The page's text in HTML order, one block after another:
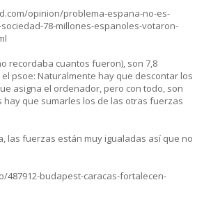
opinion/problema-espana-no-es-
78-millones-espanoles-votaron-
recordaba cuantos fueron), son 7,8
psoe: Naturalmente hay que descontar los
asigna el ordenador, pero con todo, son
hay que sumarles los de las otras fuerzas
las fuerzas están muy igualadas así que no
487912-budapest-caracas-fortalecen-